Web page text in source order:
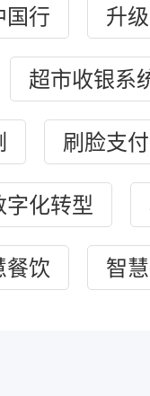
国行 升
超市收银系
刷脸支付
字化转型
餐饮 智